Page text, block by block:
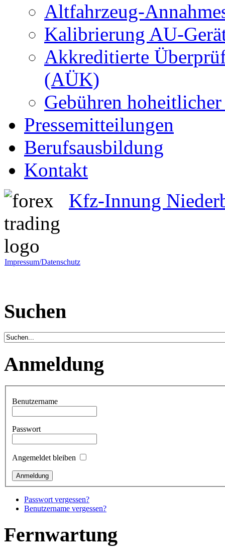
Altfahrzeug-
Kalibrierung AU-
Akkreditierte
(AÜK)
Gebühren
Pressemitteilungen
Berufsausbildung
Kontakt
Kfz-Innung
Impressum/Datenschutz
Suchen
Anmeldung
Benutzername
Passwort
Angemeldet bleiben
Passwort vergessen?
Benutzername vergessen?
Fernwartung